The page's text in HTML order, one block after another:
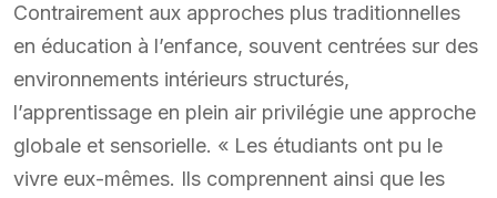
Contrairement aux approches plus traditionnelles
en éducation à l’enfance, souvent centrées sur des
environnements intérieurs structurés,
l’apprentissage en plein air privilégie une approche
globale et sensorielle. « Les étudiants ont pu le
vivre eux-mêmes. Ils comprennent ainsi que les